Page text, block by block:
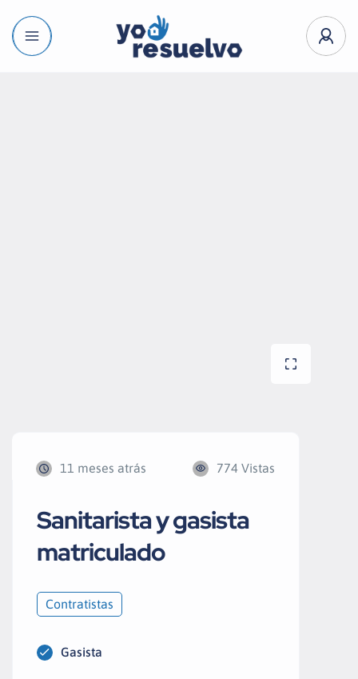
11 meses atrás 774 Vistas
Sanitarista y gasista
matriculado
Contratistas
Gasista